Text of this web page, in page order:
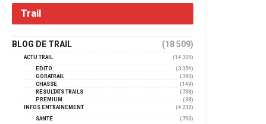
Trail
BLOG DE TRAIL (18 509)
ACTU TRAIL
(14 305)
EDITO
(3 354)
GORATRAIL
(390)
CHASSE
(149)
RÉSULTATS TRAILS
(738)
PREMIUM
(38)
INFOS ENTRAINEMENT
(4 232)
SANTÉ
(793)